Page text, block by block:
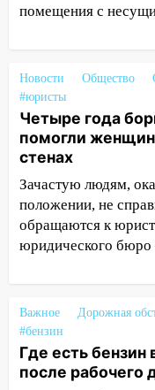
12:28 Миллион
проездными
12:10
120 тысяч
11:49
области
11:30 Кабмин
2027 года
врезался в
10:27 Где есть
днем 6
помещения с
Новости Общество
#юристы
Четыре года
помогли
стенах
Зачастую людям,
положении, не
обращаются к
юридического
Важное Дорожная
#бензин
Где есть бензин
после рабочего